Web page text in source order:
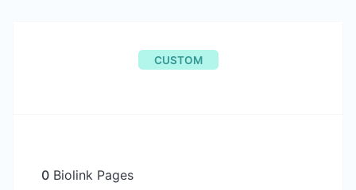
CUSTOM
0 Biolink Pages